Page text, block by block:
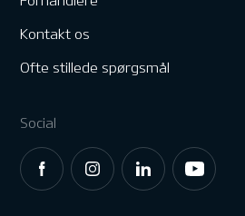
Kontakt os
Ofte stillede spørgsmål
Social